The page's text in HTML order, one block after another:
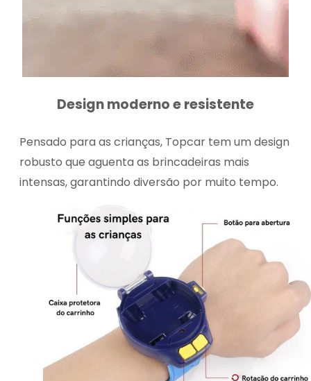
Design moderno e resistente
Pensado para as crianças, Topcar tem um design
robusto que aguenta as brincadeiras mais
intensas, garantindo diversão por muito tempo.